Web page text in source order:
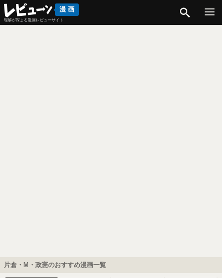
漫画
理解が深まる漫画レビューサイト
片倉・M・政憲のおすすめ漫画一覧